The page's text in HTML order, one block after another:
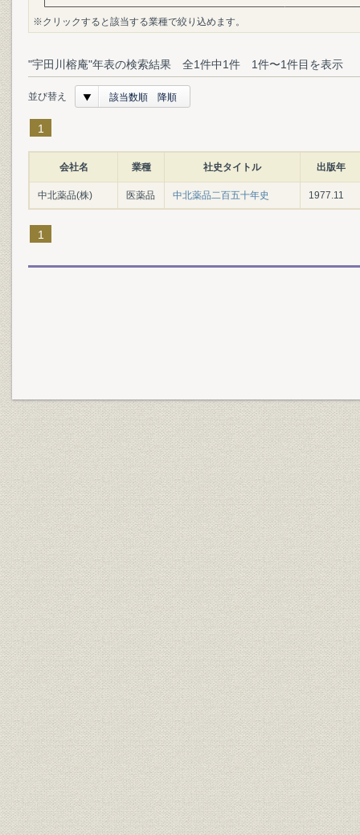
※クリックすると該当する業種で絞り込めます。
"宇田川榕庵"年表の検索結果 全1件中1件 1件〜1件目を表示
並び替え 該当数順 降順
1
会社名 業種 社史タイトル 出版年
中北薬品(株) 医薬品 中北薬品二百五十年史 1977.11
1